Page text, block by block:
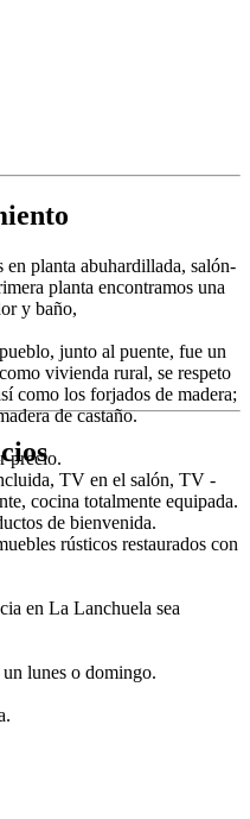
en planta abuhardillada, salón-
planta encontramos una
y baño,
junto al puente, fue un
vivienda rural, se respeto
como los forjados de madera;
de castaño.
precio.
TV en el salón, TV -
cocina totalmente equipada.
de bienvenida.
rústicos restaurados con
en La Lanchuela sea
lunes o domingo.